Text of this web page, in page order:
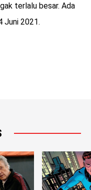
terlalu besar. Ada
Juni 2021.